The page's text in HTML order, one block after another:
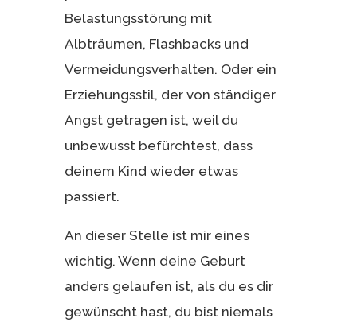
Belastungsstörung mit
Albträumen, Flashbacks und
Vermeidungsverhalten. Oder ein
Erziehungsstil, der von ständiger
Angst getragen ist, weil du
unbewusst befürchtest, dass
deinem Kind wieder etwas
passiert.
An dieser Stelle ist mir eines
wichtig. Wenn deine Geburt
anders gelaufen ist, als du es dir
gewünscht hast, du bist niemals